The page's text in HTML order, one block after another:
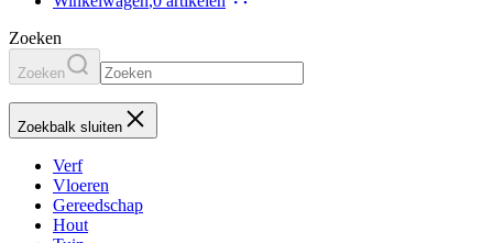
Zoeken
Zoeken
Zoekbalk sluiten
Verf
Vloeren
Gereedschap
Hout